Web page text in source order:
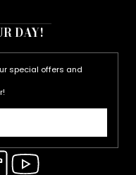
DAY!
special offers and